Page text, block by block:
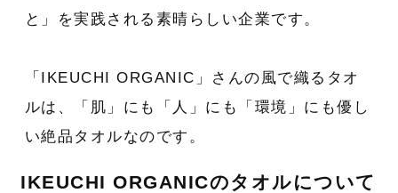
と」を実践される素晴らしい企業です。
「IKEUCHI ORGANIC」さんの風で織るタオ
ルは、「肌」にも「人」にも「環境」にも優し
い絶品タオルなのです。
IKEUCHI ORGANICのタオルについて